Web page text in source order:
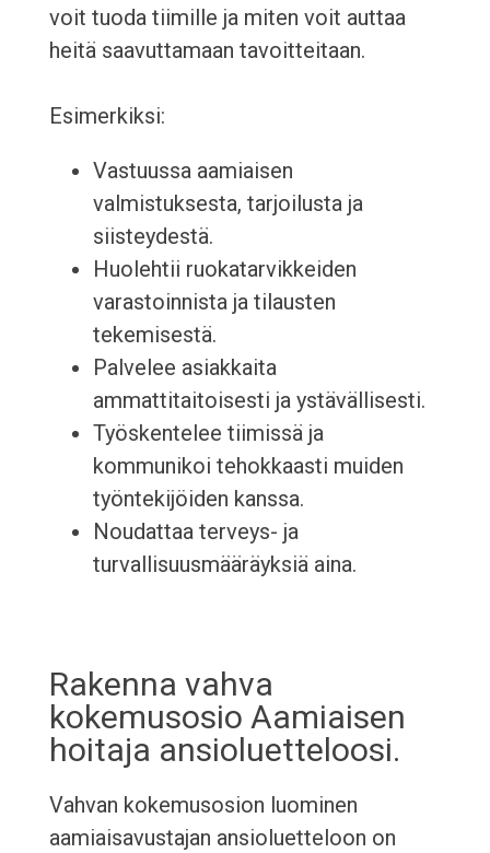
voit tuoda tiimille ja miten voit auttaa
heitä saavuttamaan tavoitteitaan.
Esimerkiksi:
Vastuussa aamiaisen
valmistuksesta, tarjoilusta ja
siisteydestä.
Huolehtii ruokatarvikkeiden
varastoinnista ja tilausten
tekemisestä.
Palvelee asiakkaita
ammattitaitoisesti ja ystävällisesti.
Työskentelee tiimissä ja
kommunikoi tehokkaasti muiden
työntekijöiden kanssa.
Noudattaa terveys- ja
turvallisuusmääräyksiä aina.
Rakenna vahva
kokemusosio Aamiaisen
hoitaja ansioluetteloosi.
Vahvan kokemusosion luominen
aamiaisavustajan ansioluetteloon on